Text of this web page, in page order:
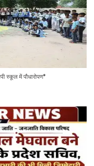
स्कूल में पौधारोपण*